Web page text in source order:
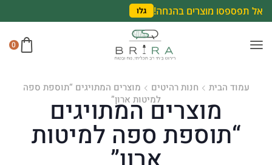
אל תפספסו מוצרים בהנחה! גלו
0
עמוד הבית חנות רהיטים
מוצרים המתויגים “תוספת ספה
למיטות ארון”
מוצרים המתויגים
“תוספת ספה למיטות